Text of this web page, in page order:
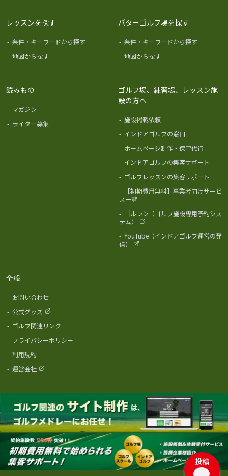
投稿
レッスンを探す
- 条件・キーワードから探す
- 地図から探す
パターゴルフ場を探す
- 条件・キーワードから探す
- 地図から探す
読みもの
- マガジン
- ライター募集
ゴルフ場、練習場、レッスン施
設の方へ
- 施設掲載依頼
- インドアゴルフの窓口
- ホームページ制作・保守代行
- インドアゴルフの集客サポート
- ゴルフレッスンの集客サポート
-
【初期費用無料】事業者向けサービ
ス一覧
- ゴルレン（ゴルフ施設専用予約シス
テム）
- YouTube（インドアゴルフ運営の発
信）
全般
- お問い合わせ
- 公式グッズ
- ゴルフ関連リンク
- プライバシーポリシー
- 利用規約
- 運営会社